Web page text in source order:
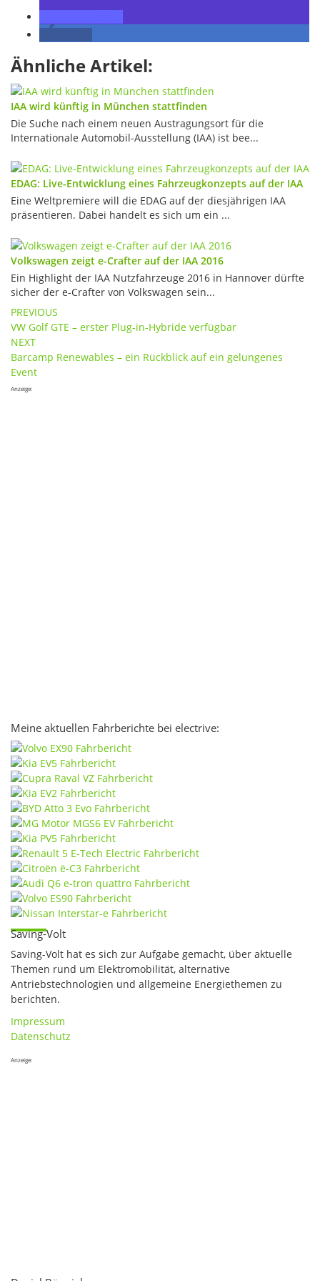
Ähnliche Artikel:
IAA wird künftig in München stattfinden
Die Suche nach einem neuen Austragungsort für die
Internationale Automobil-Ausstellung (IAA) ist bee...
EDAG: Live-Entwicklung eines Fahrzeugkonzepts auf der IAA
Eine Weltpremiere will die EDAG auf der diesjährigen IAA
präsentieren. Dabei handelt es sich um ein ...
Volkswagen zeigt e-Crafter auf der IAA 2016
Ein Highlight der IAA Nutzfahrzeuge 2016 in Hannover dürfte
sicher der e-Crafter von Volkswagen sein...
Post
navigation
PREVIOUS
VW Golf GTE – erster Plug-in-Hybride verfügbar
NEXT
Barcamp Renewables – ein Rückblick auf ein gelungenes
Event
Anzeige:
Meine aktuellen Fahrberichte bei electrive:
Saving-Volt
Saving-Volt hat es sich zur Aufgabe gemacht, über aktuelle
Themen rund um Elektromobilität, alternative
Antriebstechnologien und allgemeine Energiethemen zu
berichten.
Impressum
Datenschutz
Anzeige: